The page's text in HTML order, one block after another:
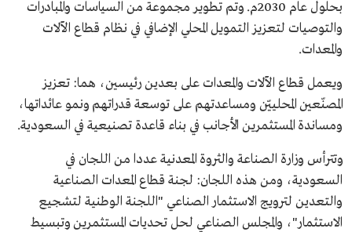
بحلول عام 2030م. وتم تطوير مجموعة من السياسات والمبادرات
والتوصيات لتعزيز التمويل المحلي الإضافي في نظام قطاع الآلات
والمعدات.
ويعمل قطاع الآلات والمعدات على بعدين رئيسين، هما: تعزيز
المصنّعين المحلييّن ومساعدتهم على توسعة قدراتهم ونمو عائداتها،
ومساندة المستثمرين الأجانب في بناء قاعدة تصنيعية في السعودية.
وتترأس وزارة الصناعة والثروة المعدنية عددا من اللجان في
السعودية، ومن هذه اللجان: لجنة قطاع المعدات الصناعية
والتعدين لترويج الاستثمار الصناعي "اللجنة الوطنية لتشجيع
الاستثمار"، والمجلس الصناعي لحل تحديات المستثمرين وتبسيط